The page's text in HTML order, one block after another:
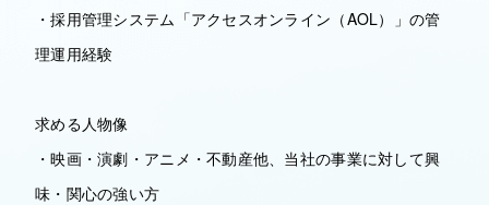
・採用管理システム「アクセスオンライン（AOL）」の管
理運用経験
求める人物像
・映画・演劇・アニメ・不動産他、当社の事業に対して興
味・関心の強い方